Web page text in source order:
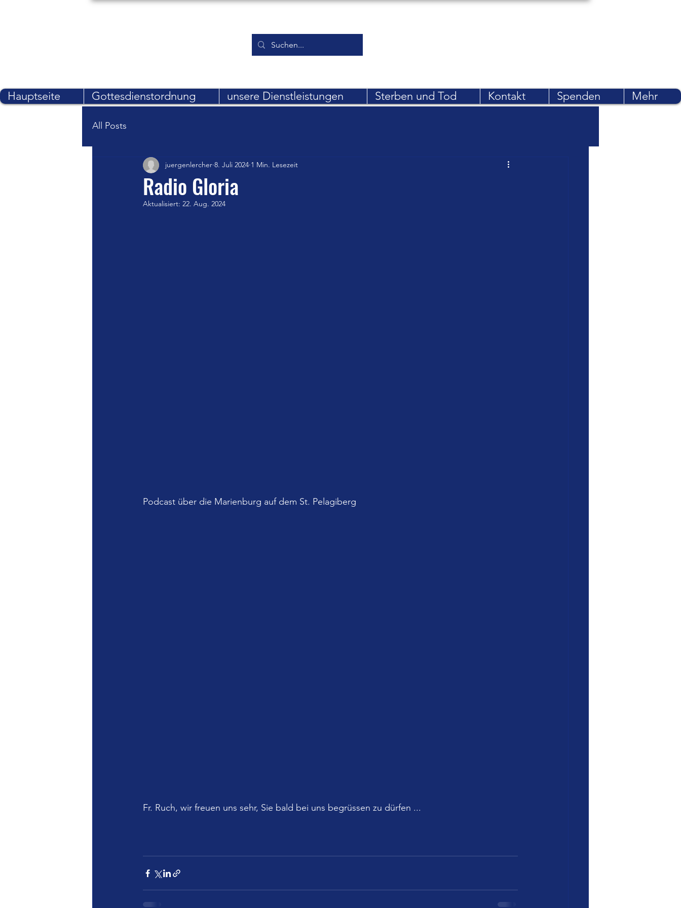
Hauptseite Gottesdienstordnung unsere Dienstleistungen Sterben und Tod Kontakt Spenden Mehr
All Posts
Radio Gloria
juergenlercher 8. Juli 2024 1 Min. Lesezeit
Aktualisiert: 22. Aug. 2024
Podcast über die Marienburg auf dem St. Pelagiberg
Fr. Ruch, wir freuen uns sehr, Sie bald bei uns begrüssen zu dürfen ...